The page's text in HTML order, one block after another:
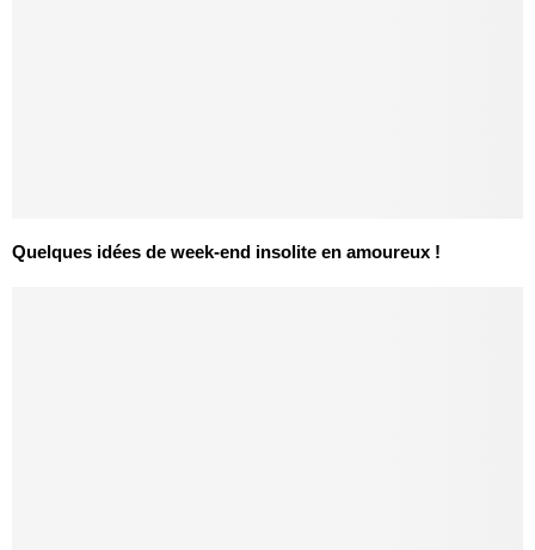
Quelques idées de week-end insolite en amoureux !